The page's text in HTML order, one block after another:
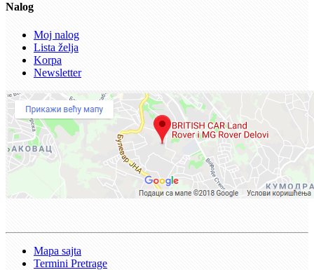
Nalog
Moj nalog
Lista želja
Korpa
Newsletter
Mapa sajta
Termini Pretrage